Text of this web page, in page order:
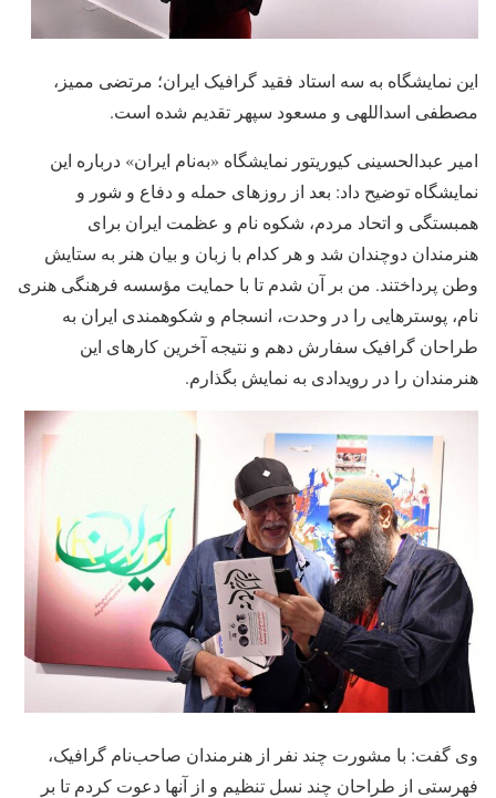
این نمایشگاه به سه استاد فقید گرافیک ایران؛ مرتضی ممیز،
مصطفی اسداللهی و مسعود سپهر تقدیم شده است.
امیر عبدالحسینی کیوریتور نمایشگاه «به‌نام ایران» درباره این
نمایشگاه توضیح داد: بعد از روزهای حمله و دفاع و شور و
همبستگی و اتحاد مردم، شکوه نام و عظمت ایران برای
هنرمندان دوچندان شد و هر کدام با زبان و بیان هنر به ستایش
وطن پرداختند. من بر آن شدم تا با حمایت مؤسسه فرهنگی هنری
نام، پوسترهایی را در وحدت، انسجام و شکوهمندی ایران به
طراحان گرافیک سفارش دهم و نتیجه آخرین کارهای این
هنرمندان را در رویدادی به نمایش بگذارم.
وی گفت: با مشورت چند نفر از هنرمندان صاحب‌نام گرافیک،
فهرستی از طراحان چند نسل تنظیم و از آنها دعوت کردم تا بر